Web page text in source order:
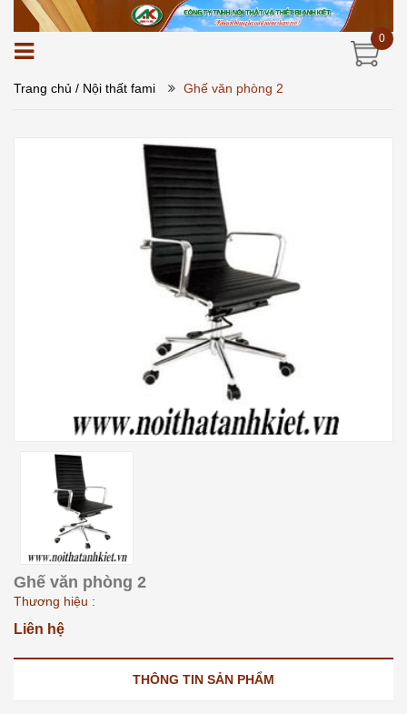
0
Trang chủ / Nội thất fami Ghế văn phòng 2
Ghế văn phòng 2
Thương hiệu :
Liên hệ
THÔNG TIN SẢN PHẨM